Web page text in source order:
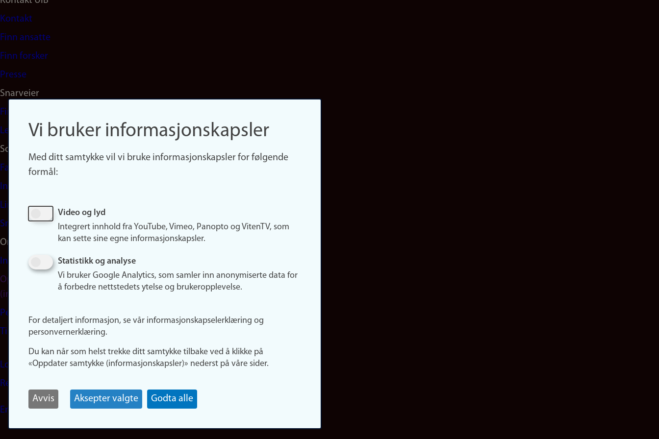
Footer
navigation
(no)
Kontakt
Finn ansatte
Finn forsker
Presse
Snarveier
Finn studier
Ledige stillinger
Sosiale medier
Facebook
Instagram
LinkedIn
Snapchat
Om nettstedet
Informasjonskapsler
Oppdater samtykke
(informasjonskapsler)
Personvern
Tilgjengelighetserklæring
Logg inn
Rediger din ansattside
English
Vi bruker informasjonskapsler
Med ditt samtykke vil vi bruke informasjonskapsler for følgende
formål:
Video og lyd
Integrert innhold fra YouTube, Vimeo, Panopto og VitenTV, som
kan sette sine egne informasjonskapsler.
Statistikk og analyse
Vi bruker Google Analytics, som samler inn anonymiserte data for
å forbedre nettstedets ytelse og brukeropplevelse.
For detaljert informasjon, se vår informasjonskapselerklæring og
personvernerklæring.
Du kan når som helst trekke ditt samtykke tilbake ved å klikke på
«Oppdater samtykke (informasjonskapsler)» nederst på våre sider.
Avvis Aksepter valgte Godta alle